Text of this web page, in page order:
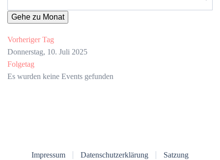
Gehe zu Monat
Vorheriger Tag
Donnerstag, 10. Juli 2025
Folgetag
Es wurden keine Events gefunden
Impressum Datenschutzerklärung
Satzung